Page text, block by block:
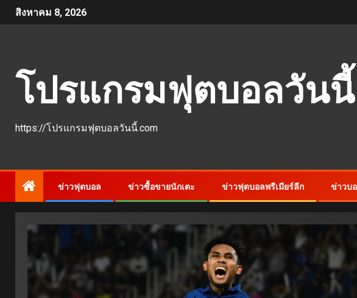
สิงหาคม 8, 2026
โปรแกรมฟุตบอลวัน
https://โปรแกรมฟุตบอลวันนี้.com
ข่าวฟุตบอล ข่าวซื้อขายนักเตะ ข่าวฟุตบอลพรีเมียร์ลีก ข่าวบ